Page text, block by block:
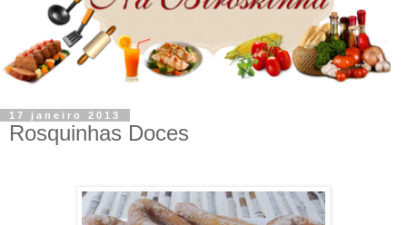
17 janeiro 2013
Rosquinhas Doces